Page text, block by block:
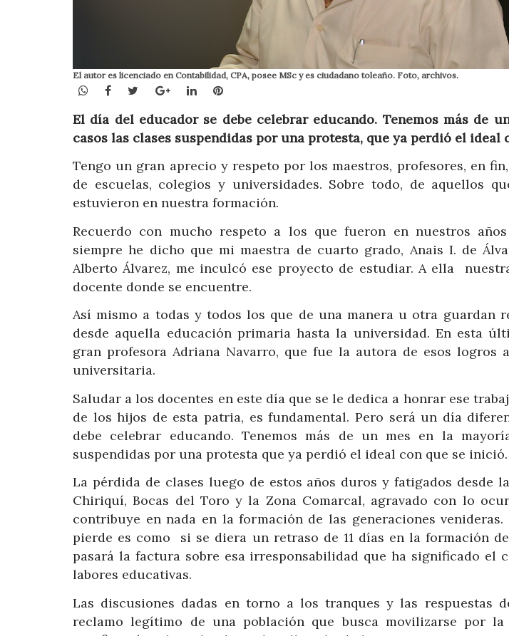
El autor es licenciado en Contabilidad, CPA, posee MSc y es ciudadano toleaño. Foto, archivos.
WhatsApp
Facebook
TwitterGoogle+LinkedInPinterest
El día del educador se debe celebrar educando. Tenemos más de
casos las clases suspendidas por una protesta, que ya perdió el ideal
Tengo un gran aprecio y respeto por los maestros, profesores, en
de escuelas, colegios y universidades. Sobre todo, de aquellos
estuvieron en nuestra formación.
Recuerdo con mucho respeto a los que fueron en nuestros
siempre he dicho que mi maestra de cuarto grado, Anais I. de
Alberto Álvarez, me inculcó ese proyecto de estudiar. A ella
docente donde se encuentre.
Así mismo a todas y todos los que de una manera u otra guardan
desde aquella educación primaria hasta la universidad. En esta
gran profesora Adriana Navarro, que fue la autora de esos logros
universitaria.
Saludar a los docentes en este día que se le dedica a honrar ese
de los hijos de esta patria, es fundamental. Pero será un día
debe celebrar educando. Tenemos más de un mes en la
suspendidas por una protesta que ya perdió el ideal con que se inició.
La pérdida de clases luego de estos años duros y fatigados desde
Chiriquí, Bocas del Toro y la Zona Comarcal, agravado con lo
contribuye en nada en la formación de las generaciones
pierde es como si se diera un retraso de 11 días en la formación
pasará la factura sobre esa irresponsabilidad que ha significado el
labores educativas.
Las discusiones dadas en torno a los tranques y las respuestas
reclamo legítimo de una población que busca movilizarse por